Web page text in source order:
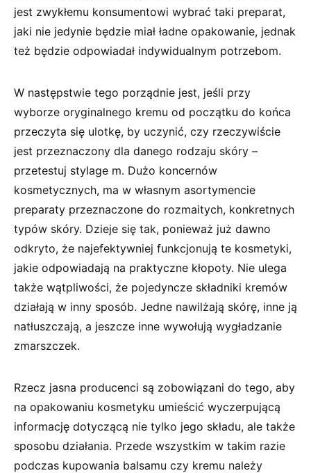
jest zwykłemu konsumentowi wybrać taki preparat,
jaki nie jedynie będzie miał ładne opakowanie, jednak
też będzie odpowiadał indywidualnym potrzebom.
W następstwie tego porządnie jest, jeśli przy
wyborze oryginalnego kremu od początku do końca
przeczyta się ulotkę, by uczynić, czy rzeczywiście
jest przeznaczony dla danego rodzaju skóry –
przetestuj stylage m. Dużo koncernów
kosmetycznych, ma w własnym asortymencie
preparaty przeznaczone do rozmaitych, konkretnych
typów skóry. Dzieje się tak, ponieważ już dawno
odkryto, że najefektywniej funkcjonują te kosmetyki,
jakie odpowiadają na praktyczne kłopoty. Nie ulega
także wątpliwości, że pojedyncze składniki kremów
działają w inny sposób. Jedne nawilżają skórę, inne ją
natłuszczają, a jeszcze inne wywołują wygładzanie
zmarszczek.
Rzecz jasna producenci są zobowiązani do tego, aby
na opakowaniu kosmetyku umieścić wyczerpującą
informację dotyczącą nie tylko jego składu, ale także
sposobu działania. Przede wszystkim w takim razie
podczas kupowania balsamu czy kremu należy